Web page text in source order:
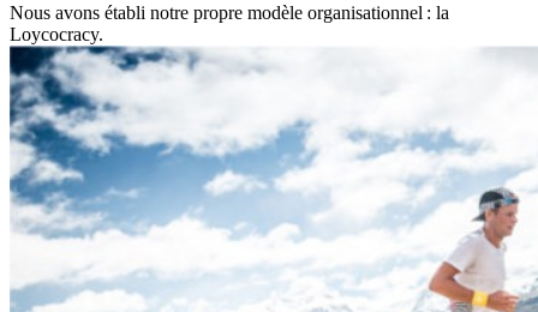
Nous avons établi notre propre modèle organisationnel : la
Loycocracy.